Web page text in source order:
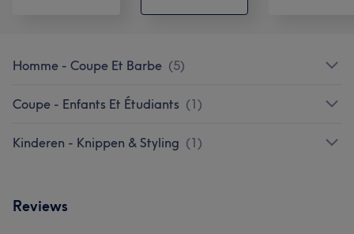
Homme - Coupe Et Barbe (5)
Coupe - Enfants Et Étudiants (1)
Kinderen - Knippen & Styling (1)
Reviews